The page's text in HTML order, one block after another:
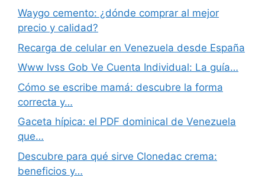
Waygo cemento: ¿dónde comprar al mejor
precio y calidad?
Recarga de celular en Venezuela desde España
Www Ivss Gob Ve Cuenta Individual: La guía…
Cómo se escribe mamá: descubre la forma
correcta y…
Gaceta hípica: el PDF dominical de Venezuela
que…
Descubre para qué sirve Clonedac crema:
beneficios y…